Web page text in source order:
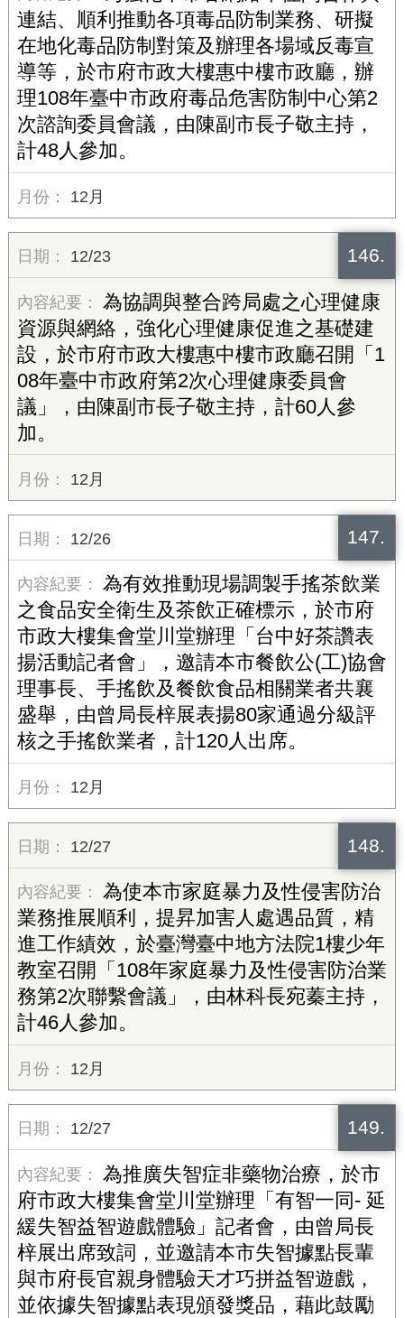
連結、順利推動各項毒品防制業務、研擬
在地化毒品防制對策及辦理各場域反毒宣
導等，於市府市政大樓惠中樓市政廳，辦
理108年臺中市政府毒品危害防制中心第2
次諮詢委員會議，由陳副市長子敬主持，
計48人參加。
12月
146.
12/23
為協調與整合跨局處之心理健康
資源與網絡，強化心理健康促進之基礎建
設，於市府市政大樓惠中樓市政廳召開「1
08年臺中市政府第2次心理健康委員會
議」，由陳副市長子敬主持，計60人參
加。
12月
147.
12/26
為有效推動現場調製手搖茶飲業
之食品安全衛生及茶飲正確標示，於市府
市政大樓集會堂川堂辦理「台中好茶讚表
揚活動記者會」，邀請本市餐飲公(工)協會
理事長、手搖飲及餐飲食品相關業者共襄
盛舉，由曾局長梓展表揚80家通過分級評
核之手搖飲業者，計120人出席。
12月
148.
12/27
為使本市家庭暴力及性侵害防治
業務推展順利，提昇加害人處遇品質，精
進工作績效，於臺灣臺中地方法院1樓少年
教室召開「108年家庭暴力及性侵害防治業
務第2次聯繫會議」，由林科長宛蓁主持，
計46人參加。
12月
149.
12/27
為推廣失智症非藥物治療，於市
府市政大樓集會堂川堂辦理「有智一同- 延
緩失智益智遊戲體驗」記者會，由曾局長
梓展出席致詞，並邀請本市失智據點長輩
與市府長官親身體驗天才巧拼益智遊戲，
並依據失智據點表現頒發獎品，藉此鼓勵